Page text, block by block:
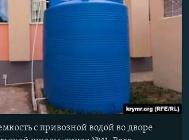
с привозной водой во дворе